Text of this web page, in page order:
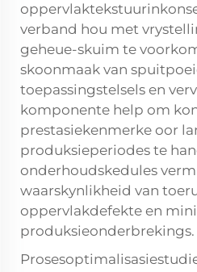
verband hou met
geheue-skuim te
skoonmaak van
toepassingstelsels en
komponente help om
prestasiekenmerke oor
produksieperiodes te
onderhoudskedules
waarskynlikheid van
oppervlakdefekte en
produksieonderbrekings.